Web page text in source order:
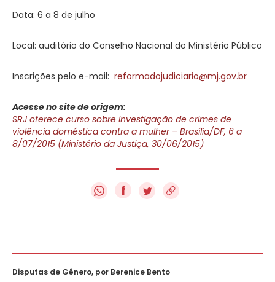
Data: 6 a 8 de julho
Local: auditório do Conselho Nacional do Ministério Público
Inscrições pelo e-mail: reformadojudiciario@mj.gov.br
Acesse no site de origem:
SRJ oferece curso sobre investigação de crimes de
violência doméstica contra a mulher – Brasília/DF, 6 a
8/07/2015 (Ministério da Justiça, 30/06/2015)
f
Disputas de Gênero, por Berenice Bento